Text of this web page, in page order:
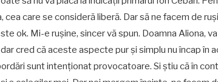
cea care se consideră liberă. Dar să ne facem de
ok. Mi-e rușine, sincer vă spun. Doamna Aliona,
cred că aceste aspecte pur și simplu nu încap în
sunt intenționat provocatoare. Si știu că în